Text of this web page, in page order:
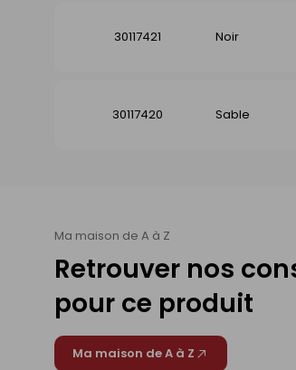
30117421 Noir
30117420 Sable
Ma maison de A à Z
Retrouver nos
pour ce produit
Ma maison de A à Z